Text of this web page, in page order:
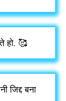
हो. 🥰
जिद्द बना